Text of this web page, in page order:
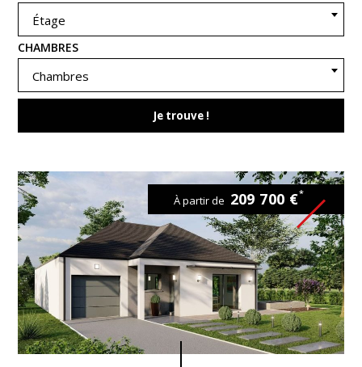
Étage
CHAMBRES
Chambres
Je trouve !
À partir de 209 700 €*